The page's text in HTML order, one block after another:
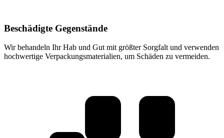
Beschädigte Gegenstände
Wir behandeln Ihr Hab und Gut mit größter Sorgfalt und verwenden
hochwertige Verpackungsmaterialien, um Schäden zu vermeiden.